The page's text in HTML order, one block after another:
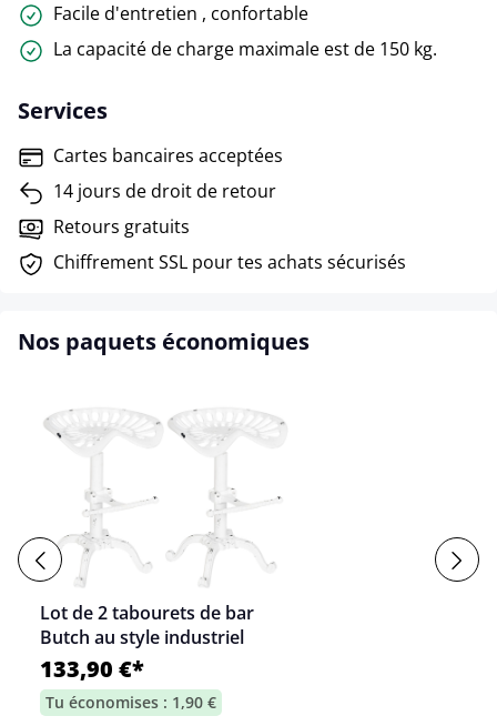
Facile d'entretien , confortable
La capacité de charge maximale est de 150 kg.
Services
Cartes bancaires acceptées
14 jours de droit de retour
Retours gratuits
Chiffrement SSL pour tes achats sécurisés
Nos paquets économiques
Lot de 2 tabourets de bar
Butch au style industriel
133,90 €*
Tu économises : 1,90 €